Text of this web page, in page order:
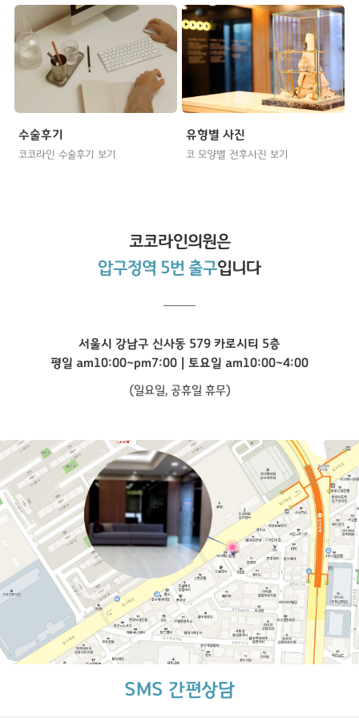
수술후기
코코라인 수술후기 보기
유형별 사진
코 모양별 전후사진 보기
코코라인의원은
압구정역 5번 출구입니다
서울시 강남구 신사동 579 카로시티 5층
평일 am10:00~pm7:00 | 토요일 am10:00~4:00
(일요일, 공휴일 휴무)
SMS 간편상담